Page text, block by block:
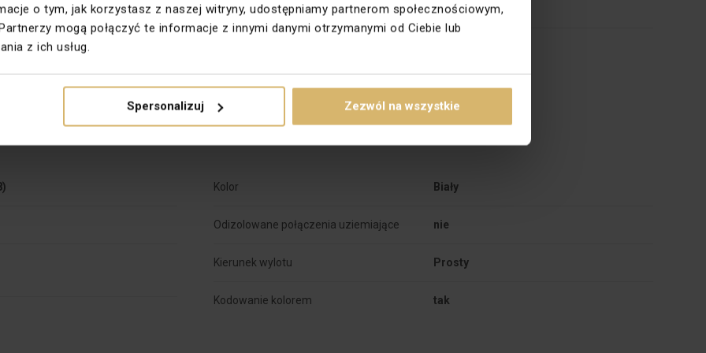
o tym, jak korzystasz z naszej witryny, udostępniamy partnerom społecznościowym,
mogą połączyć te informacje z innymi danymi otrzymanymi od Ciebie lub
z ich usług.
Spersonalizuj Zezwól na wszystkie
Ilość gniazd internetowych 2
Kolor Biały
Odizolowane połączenia uziemiające nie
Kierunek wylotu Prosty
Kodowanie kolorem tak